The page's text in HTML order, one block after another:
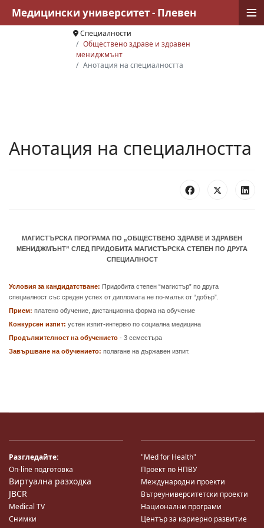
Специалности
Обществено здраве и здравен
мениджмънт
Анотация на специалността
Анотация на специалността
МАГИСТЪРСКА ПРОГРАМА ПО „ОБЩЕСТВЕНО ЗДРАВЕ И ЗДРАВЕН
МЕНИДЖМЪНТ” СЛЕД ПРИДОБИТА МАГИСТЪРСКА СТЕПЕН ПО ДРУГА
СПЕЦИАЛНОСТ
Условия за кандидатстване: Придобита степен “магистър” по друга
специалност със среден успех от дипломата не по-малък от “добър”.
Прием: платено обучение, дистанционна форма на обучение
Конкурсен изпит: устен изпит-интервю по социална медицина
Продължителност на обучението - 3 семестъра
Завършване на обучението: полагане на държавен изпит.
Разгледайте:
On-line подготовка
Виртуална разходка
JBCR
Medical TV
Снимки
"Med for Health"
Проект по НПВУ
Международни проекти
Вътреуниверситетски проекти
Национални програми
Център за кариерно развитие
Медицински университет - Плевен ≡